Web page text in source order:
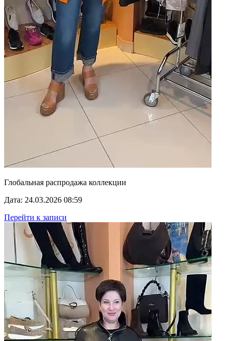
Глобальная распродажа коллекции
Дата: 24.03.2026 08:59
Перейти к записи